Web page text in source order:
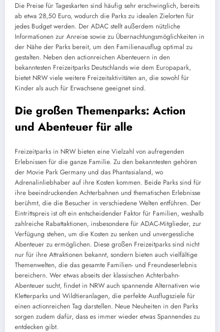
Die Preise für Tageskarten sind häufig sehr erschwinglich, bereits
ab etwa 28,50 Euro, wodurch die Parks zu idealen Zielorten für
jedes Budget werden. Der ADAC stellt außerdem nützliche
Informationen zur Anreise sowie zu Übernachtungsmöglichkeiten in
der Nähe der Parks bereit, um den Familienausflug optimal zu
gestalten. Neben den actionreichen Abenteuern in den
bekanntesten Freizeitparks Deutschlands wie dem Europapark,
bietet NRW viele weitere Freizeitaktivitäten an, die sowohl für
Kinder als auch für Erwachsene geeignet sind.
Die großen Themenparks: Action
und Abenteuer für alle
Freizeitparks in NRW bieten eine Vielzahl von aufregenden
Erlebnissen für die ganze Familie. Zu den bekanntesten gehören
der Movie Park Germany und das Phantasialand, wo
Adrenalinliebhaber auf ihre Kosten kommen. Beide Parks sind für
ihre beeindruckenden Achterbahnen und thematischen Erlebnisse
berühmt, die die Besucher in verschiedene Welten entführen. Der
Eintrittspreis ist oft ein entscheidender Faktor für Familien, weshalb
zahlreiche Rabattaktionen, insbesondere für ADAC-Mitglieder, zur
Verfügung stehen, um die Kosten zu senken und unvergessliche
Abenteuer zu ermöglichen. Diese großen Freizeitparks sind nicht
nur für ihre Attraktionen bekannt, sondern bieten auch vielfältige
Themenwelten, die das gesamte Familien- und Freundeserlebnis
bereichern. Wer etwas abseits der klassischen Achterbahn-
Abenteuer sucht, findet in NRW auch spannende Alternativen wie
Kletterparks und Wildtieranlagen, die perfekte Ausflugsziele für
einen actionreichen Tag darstellen. Neue Neuheiten in den Parks
sorgen zudem dafür, dass es immer wieder etwas Spannendes zu
entdecken gibt.